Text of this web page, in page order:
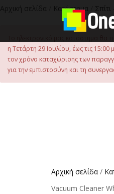
Αρχική σελίδα Κατάστημα
η Τετάρτη 29 Ιουλίου, έως τις
τον χρόνο καταχώρισης των
για την εμπιστοσύνη και τη
Αρχική σελίδα /
Vacuum Cleaner